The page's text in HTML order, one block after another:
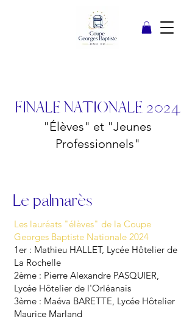
FINALE NATIONALE 2024
"Élèves" et "Jeunes
Professionnels"
Le palmarès
Les lauréats "élèves" de la Coupe
Georges Baptiste Nationale 2024
1er : Mathieu HALLET, Lycée Hôtelier de
La Rochelle
2ème : Pierre Alexandre PASQUIER,
Lycée Hôtelier de l'Orléanais
3ème : Maéva BARETTE, Lycée Hôtelier
Maurice Marland